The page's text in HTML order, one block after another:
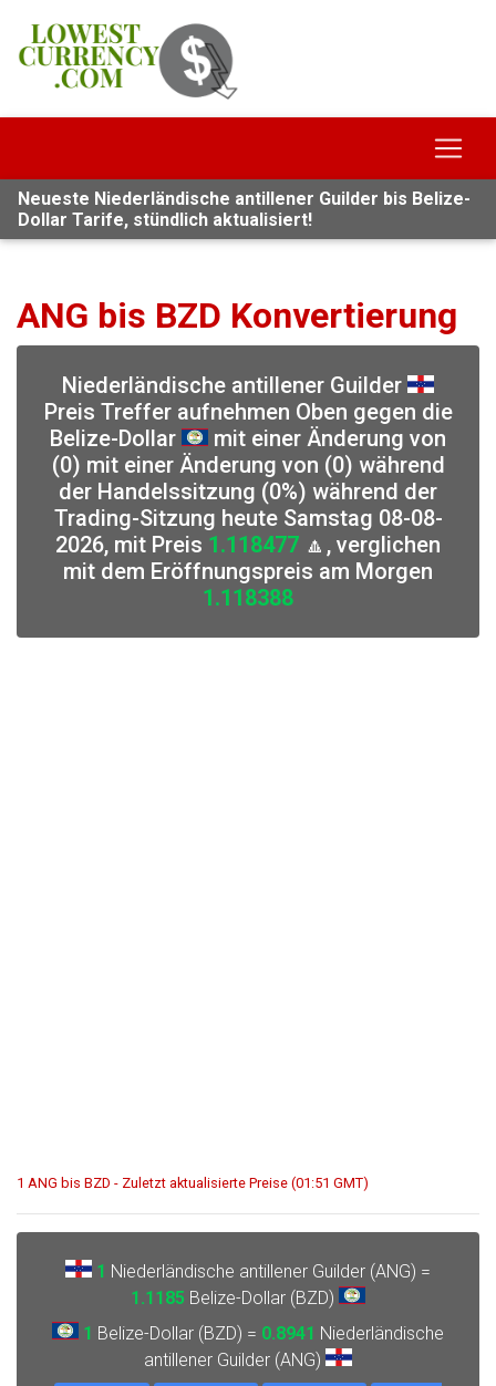
Neueste Niederländische antillener Guilder bis Belize-
Dollar Tarife, stündlich aktualisiert!
ANG bis BZD Konvertierung
Niederländische antillener Guilder
Preis Treffer aufnehmen Oben gegen die
Belize-Dollar
mit einer Änderung von
(0) mit einer Änderung von (0) während
der Handelssitzung (0%) während der
Trading-Sitzung heute Samstag 08-08-
2026, mit Preis 1.118477 🔼, verglichen
mit dem Eröffnungspreis am Morgen
1.118388
1 ANG bis BZD - Zuletzt aktualisierte Preise (01:51 GMT)
1 Niederländische antillener Guilder (ANG) =
1.1185 Belize-Dollar (BZD)
1 Belize-Dollar (BZD) = 0.8941 Niederländische
antillener Guilder (ANG)